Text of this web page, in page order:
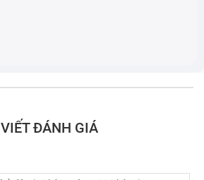
VIẾT ĐÁNH GIÁ